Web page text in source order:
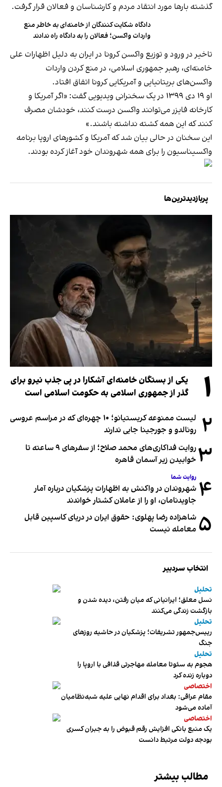
گذشته بارها مورد انتقاد مردم و کارشناسان و فعالان قرار گرفت.
دادگاه شکایت کنندگان از خامنه‌ای به خاطر منع
واردات واکسن؛ فعالان را به دادگاه راه ندادند
تاخیر در ورود و توزیع واکسن کرونا در ایران به دلیل اظهارات علی
خامنه‌ای، رهبر جمهوری اسلامی، در منع کردن واردات
واکسن‌های بریتانیایی و آمریکایی کرونا اتفاق افتاد.
او ۱۹ دی‌ ۱۳۹۹ در یک سخنرانی ویدیویی گفت: «اگر آمریکا و
کارخانه فایزر می‌توانند واکسن درست کنند، خودشان مصرف
کنند که این همه کشته نداشته باشند.»
این سخنان در حالی بیان شد که آمریکا و کشورهای اروپا برنامه
واکسیناسیون را برای همه شهروندان خود آغاز کرده‌ بودند.
پربازدیدترین‌ها
۱
یکی از بستگان خامنه‌ای آشکارا در پی جذب نیرو برای
گذر از جمهوری اسلامی به حکومت اسلامی است
۲
لیست ممنوعه کریستیانو؛ ۱۰ چهره‌ای که در مراسم عروسی
رونالدو و جورجینا جایی ندارند
۳
روایت فداکاری‌های محمد صلاح؛ از سفرهای ۹ ساعته تا
خوابیدن زیر آسمان قاهره
۴ روایت شما
شهروندان در واکنش به اظهارات پزشکیان درباره آمار
جاویدنامان، او را از عاملان کشتار خواندند
۵ شاهزاده رضا پهلوی: حقوق ایران در دریای کاسپین قابل
معامله نیست
انتخاب سردبیر
تحلیل
نسل معلق؛ ایرانیانی که میان رفتن، دیده شدن و
بازگشت زندگی می‌کنند
تحلیل
رییس‌جمهور تشریفات؛ پزشکیان در حاشیه روزهای
جنگ
تحلیل
هجوم به سئوتا معامله مهاجرتی قذافی با اروپا را
دوباره زنده کرد
اختصاصی
مقام عراقی: بغداد برای اقدام نهایی علیه شبه‌نظامیان
آماده می‌شود
اختصاصی
یک منبع بانکی افزایش رقم قبوض را به جبران کسری
بودجه دولت مرتبط دانست
مطالب بیشتر